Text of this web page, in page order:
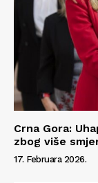
Crna Gora:
zbog više
17. Februara 2026.